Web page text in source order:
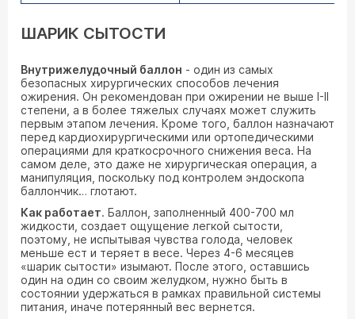
ШАРИК СЫТОСТИ
Внутрижелудочный баллон - один из самых
безопасных хирургических способов лечения
ожирения. Он рекомендован при ожирении не выше I-II
степени, а в более тяжелых случаях может служить
первым этапом лечения. Кроме того, баллон назначают
перед кардиохирургическими или ортопедическими
операциями для краткосрочного снижения веса. На
самом деле, это даже не хирургическая операция, а
манипуляция, поскольку под контролем эндоскопа
баллончик… глотают.
Как работает. Баллон, заполненный 400-700 мл
жидкости, создает ощущение легкой сытости,
поэтому, не испытывая чувства голода, человек
меньше ест и теряет в весе. Через 4-6 месяцев
«шарик сытости» изымают. После этого, оставшись
один на один со своим желудком, нужно быть в
состоянии удержаться в рамках правильной системы
питания, иначе потерянный вес вернется.